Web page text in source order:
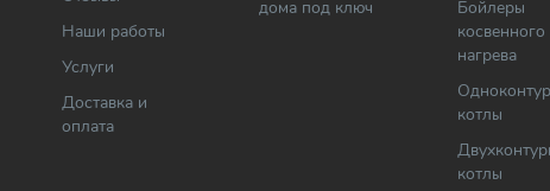
Наши работы
Услуги
Доставка и
оплата
дома под ключ
Бойлеры
косвенного
нагрева
котлы
котлы